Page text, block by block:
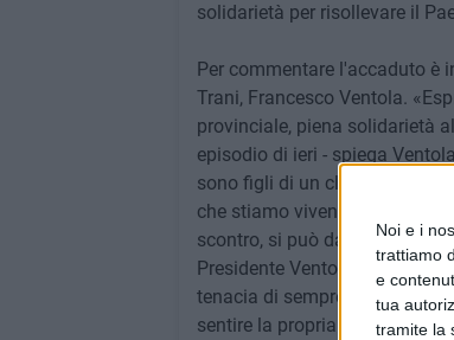
Noi e i
trattiamo
e
tua
tramite la
solidarietà per risollevare il
Per commentare l'accaduto è
Trani, Francesco Ventola.
provinciale, piena solidarietà
episodio di ieri - spiega
sono figli di un clima di
che stiamo vivendo è
scontro, si può davvero
Presidente Ventola - l'invito a
tenacia di sempre: sarebbe
sentire la propria voce».